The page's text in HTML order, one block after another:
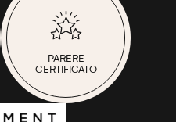
PARERE
CERTIFICATO